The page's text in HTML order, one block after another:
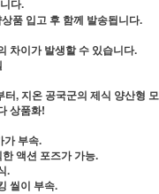
다.
품 입고 후 함께 발송됩니다.
차이가 발생할 수 있습니다.
, 지온 공국군의 제식 양산형 모
상품화!
가 부속.
액션 포즈가 가능.
.
씰이 부속.